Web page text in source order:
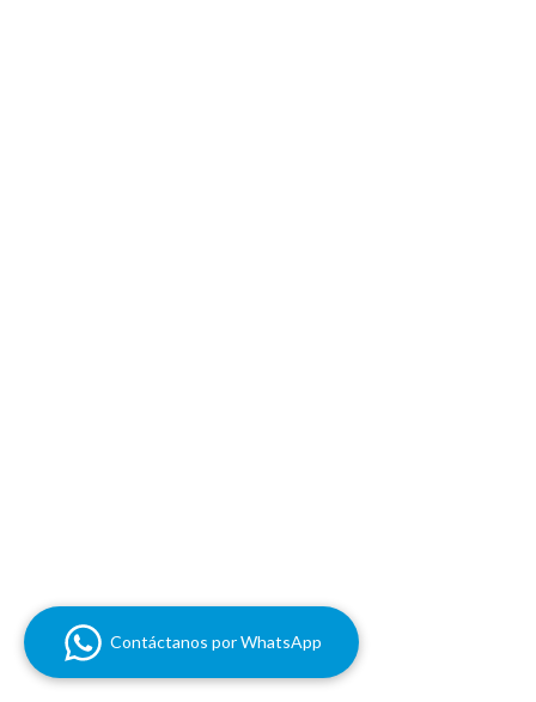
Contáctanos por WhatsApp